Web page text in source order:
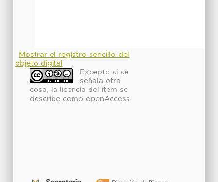
Mostrar el registro sencillo del
objeto digital
Excepto si se
señala otra
cosa, la licencia del ítem se
describe como openAccess